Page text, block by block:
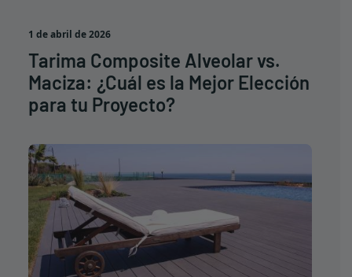
1 de abril de 2026
Tarima Composite Alveolar vs.
Maciza: ¿Cuál es la Mejor Elección
para tu Proyecto?